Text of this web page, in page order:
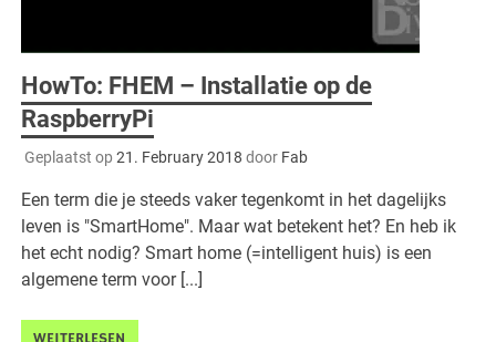
HowTo: FHEM – Installatie op de
RaspberryPi
Geplaatst op 21. February 2018 door Fab
Een term die je steeds vaker tegenkomt in het dagelijks
leven is "SmartHome". Maar wat betekent het? En heb ik
het echt nodig? Smart home (=intelligent huis) is een
algemene term voor [...]